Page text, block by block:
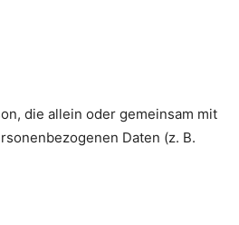
die allein oder gemeinsam mit
Daten (z. B.